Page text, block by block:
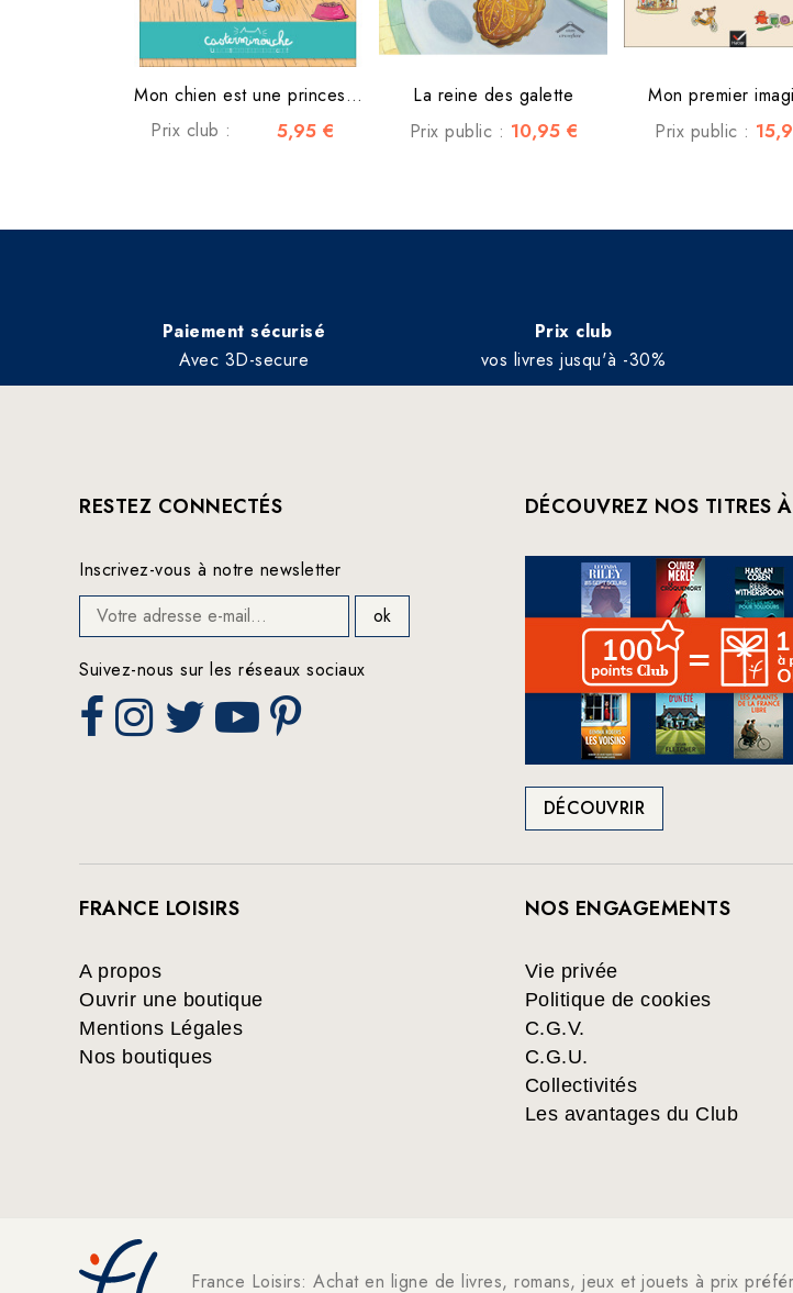
Mon chien est une princesse
Prix club :
5,95 €
La reine des galette
Prix public : 10,95 €
Mon premier
Prix public :
Paiement sécurisé
Avec 3D-secure
Prix club
vos livres jusqu'à -30%
RESTEZ CONNECTÉS
Inscrivez-vous à notre newsletter
Suivez-nous sur les réseaux sociaux
DÉCOUVREZ NOS TITRES
DÉCOUVRIR
FRANCE LOISIRS
A propos
Ouvrir une boutique
Mentions Légales
Nos boutiques
NOS ENGAGEMENTS
Vie privée
Politique de cookies
C.G.V.
C.G.U.
Collectivités
Les avantages du Club
France Loisirs: Achat en ligne de livres, romans, jeux et jouets à prix